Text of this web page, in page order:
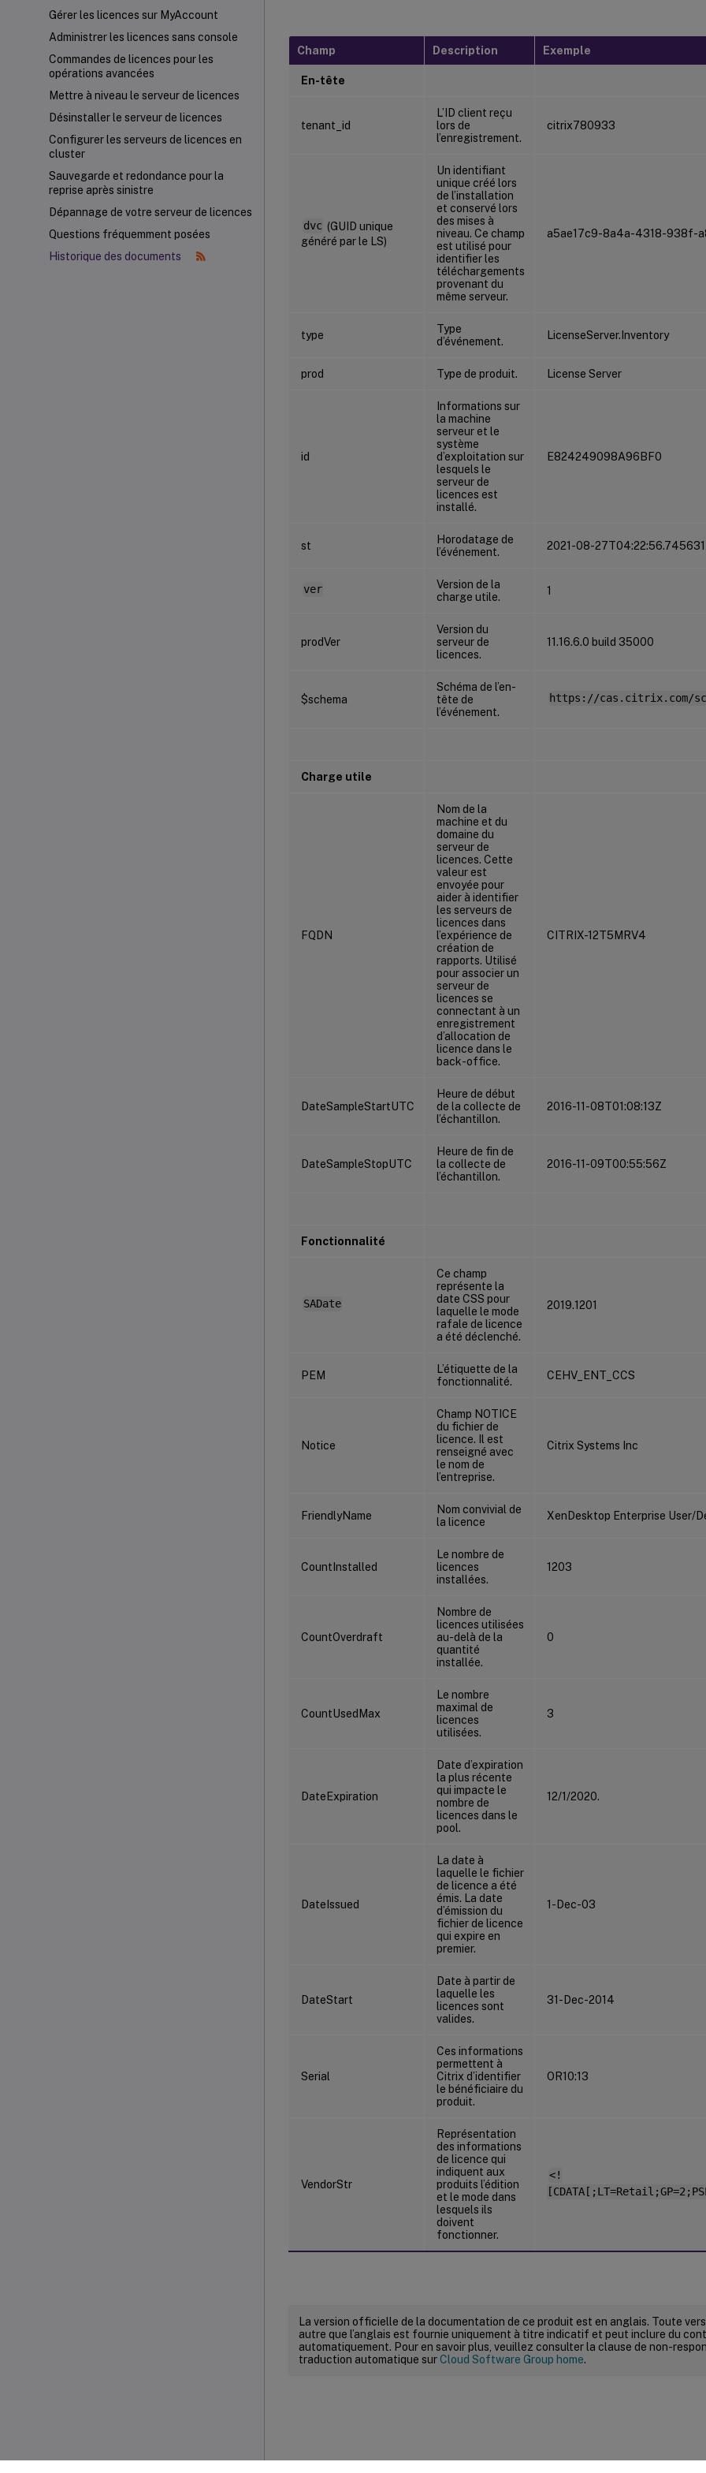
Gérer les licences sur MyAccount
Administrer les licences sans console
Commandes de licences pour les
opérations avancées
Mettre à niveau le serveur de licences
Désinstaller le serveur de licences
Configurer les serveurs de licences en
cluster
Sauvegarde et redondance pour la
reprise après sinistre
Dépannage de votre serveur de licences
Questions fréquemment posées
Historique des documents
Champ Description Exemple
En-tête
tenant_id
L’ID client reçu
lors de
l’enregistrement.
citrix780933
dvc (GUID unique
généré par le LS)
Un identifiant
unique créé lors
de l’installation
et conservé lors
des mises à
niveau. Ce champ
est utilisé pour
identifier les
téléchargements
provenant du
même serveur.
a5ae17c9-8a4a-4318-938f-
type
Type
d’événement.
LicenseServer.Inventory
prod Type de produit. License Server
id
Informations sur
la machine
serveur et le
système
d’exploitation sur
lesquels le
serveur de
licences est
installé.
E824249098A96BF0
st
Horodatage de
l’événement.
2021-08-
ver
Version de la
charge utile.
1
prodVer
Version du
serveur de
licences.
11.16.6.0 build 35000
$schema
Schéma de l’en-
tête de
l’événement.
https://cas.citrix.com/
Charge utile
FQDN
Nom de la
machine et du
domaine du
serveur de
licences. Cette
valeur est
envoyée pour
aider à identifier
les serveurs de
licences dans
l’expérience de
création de
rapports. Utilisé
pour associer un
serveur de
licences se
connectant à un
enregistrement
d’allocation de
licence dans le
back-office.
CITRIX-12T5MRV4
DateSampleStartUTC
Heure de début
de la collecte de
l’échantillon.
2016-11-08T01:08:13Z
DateSampleStopUTC
Heure de fin de
la collecte de
l’échantillon.
2016-11-09T00:55:56Z
Fonctionnalité
SADate
Ce champ
représente la
date CSS pour
laquelle le mode
rafale de licence
a été déclenché.
2019.1201
PEM
L’étiquette de la
fonctionnalité.
CEHV_ENT_CCS
Notice
Champ NOTICE
du fichier de
licence. Il est
renseigné avec
le nom de
l’entreprise.
Citrix Systems Inc
FriendlyName
Nom convivial de
la licence
XenDesktop Enterprise User/
CountInstalled
Le nombre de
licences
installées.
1203
CountOverdraft
Nombre de
licences utilisées
au-delà de la
quantité
installée.
0
CountUsedMax
Le nombre
maximal de
licences
utilisées.
3
DateExpiration
Date d’expiration
la plus récente
qui impacte le
nombre de
licences dans le
pool.
12/1/2020.
DateIssued
La date à
laquelle le fichier
de licence a été
émis. La date
d’émission du
fichier de licence
qui expire en
premier.
1-Dec-03
DateStart
Date à partir de
laquelle les
licences sont
valides.
31-Dec-2014
Serial
Ces informations
permettent à
Citrix d’identifier
le bénéficiaire du
produit.
OR10:13
VendorStr
Représentation
des informations
de licence qui
indiquent aux
produits l’édition
et le mode dans
lesquels ils
doivent
fonctionner.
<!
La version officielle de la documentation de ce produit est en anglais. Toute
autre que l’anglais est fournie uniquement à titre indicatif et peut inclure du
automatiquement. Pour en savoir plus, veuillez consulter la clause de non-
traduction automatique surCloud Software Group home.